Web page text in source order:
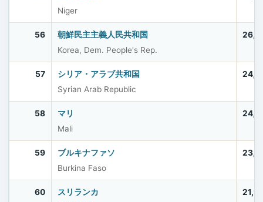
Niger
56
朝鮮民主主義人民共和国
Korea, Dem. People's Rep.
57
シリア・アラブ共和国
Syrian Arab Republic
58
マリ
Mali
59
ブルキナファソ
Burkina Faso
60
スリランカ